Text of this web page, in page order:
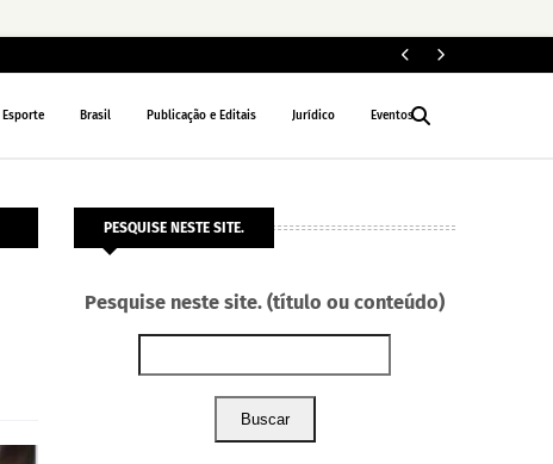
Esporte Brasil Publicação e Editais Jurídico Eventos
PESQUISE NESTE SITE.
Pesquise neste site. (título ou conteúdo)
Buscar